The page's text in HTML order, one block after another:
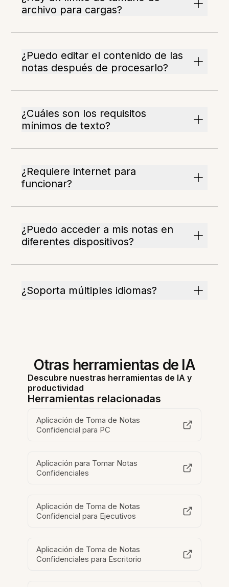
archivo para cargas?
¿Puedo editar el contenido de las
notas después de procesarlo?
¿Cuáles son los requisitos
mínimos de texto?
¿Requiere internet para
funcionar?
¿Puedo acceder a mis notas en
diferentes dispositivos?
¿Soporta múltiples idiomas?
Otras herramientas de IA
Descubre nuestras herramientas de IA y
productividad
Herramientas relacionadas
Aplicación de Toma de Notas
Confidencial para PC
Aplicación para Tomar Notas
Confidenciales
Aplicación de Toma de Notas
Confidencial para Ejecutivos
Aplicación de Toma de Notas
Confidenciales para Escritorio